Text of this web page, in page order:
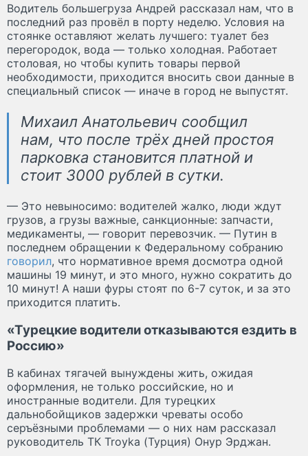
Водитель большегруза Андрей рассказал нам, что в
последний раз провёл в порту неделю. Условия на
стоянке оставляют желать лучшего: туалет без
перегородок, вода — только холодная. Работает
столовая, но чтобы купить товары первой
необходимости, приходится вносить свои данные в
специальный список — иначе в город не выпустят.
Михаил Анатольевич сообщил
нам, что после трёх дней простоя
парковка становится платной и
стоит 3000 рублей в сутки.
— Это невыносимо: водителей жалко, люди ждут
грузов, а грузы важные, санкционные: запчасти,
медикаменты, — говорит перевозчик. — Путин в
последнем обращении к Федеральному собранию
говорил, что нормативное время досмотра одной
машины 19 минут, и это много, нужно сократить до
10 минут! А наши фуры стоят по 6-7 суток, и за это
приходится платить.
«Турецкие водители отказываются ездить в
Россию»
В кабинах тягачей вынуждены жить, ожидая
оформления, не только российские, но и
иностранные водители. Для турецких
дальнобойщиков задержки чреваты особо
серъёзными проблемами — о них нам рассказал
руководитель ТК Troyka (Турция) Онур Эрджан.